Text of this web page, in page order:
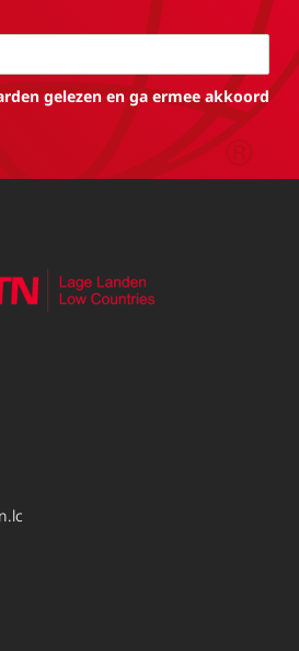
gelezen en ga ermee akkoord